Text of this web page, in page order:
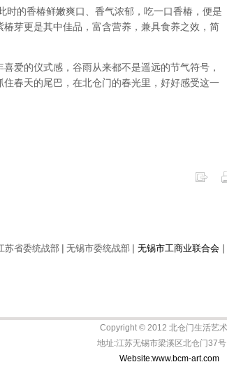
的香椿鲜嫩爽口、香气浓郁，吃一口香椿，便是
芽更是其中佳品，富含营养，兼具食养之效，简
爱的仪式感，谷雨从来都不是遥远的节气符号，
春天的尾巴，在北仓门的春光里，好好感受这一
苏省委统战部 | 无锡市委统战部 | 无锡市工商业联合会 |
Copyright © 2012 北仓门生活艺
地址:江苏无锡市梁溪区北仓门37
Website:www.bcm-art.com